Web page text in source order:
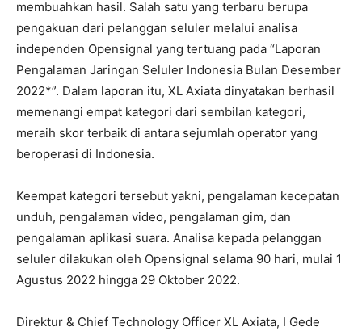
membuahkan hasil. Salah satu yang terbaru berupa
pengakuan dari pelanggan seluler melalui analisa
independen Opensignal yang tertuang pada “Laporan
Pengalaman Jaringan Seluler Indonesia Bulan Desember
2022*”. Dalam laporan itu, XL Axiata dinyatakan berhasil
memenangi empat kategori dari sembilan kategori,
meraih skor terbaik di antara sejumlah operator yang
beroperasi di Indonesia.
Keempat kategori tersebut yakni, pengalaman kecepatan
unduh, pengalaman video, pengalaman gim, dan
pengalaman aplikasi suara. Analisa kepada pelanggan
seluler dilakukan oleh Opensignal selama 90 hari, mulai 1
Agustus 2022 hingga 29 Oktober 2022.
Direktur & Chief Technology Officer XL Axiata, I Gede